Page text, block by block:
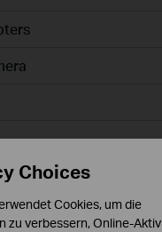
Choices
Cookies, um die
zu verbessern, Online-